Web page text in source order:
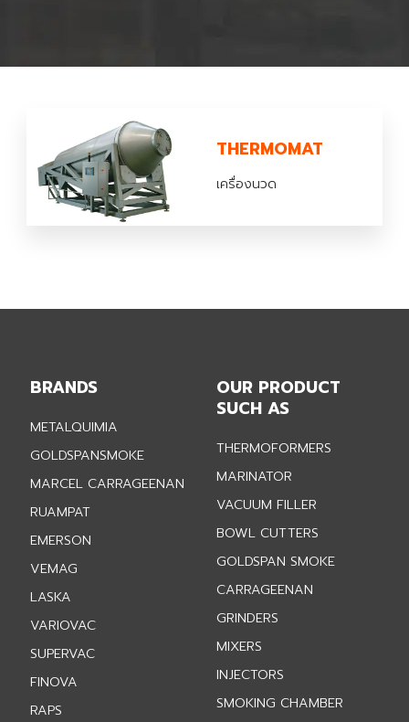
THERMOMAT
เครื่องนวด
BRANDS
METALQUIMIA
GOLDSPANSMOKE
MARCEL CARRAGEENAN
RUAMPAT
EMERSON
VEMAG
LASKA
VARIOVAC
SUPERVAC
FINOVA
RAPS
OUR PRODUCT
SUCH AS
THERMOFORMERS
MARINATOR
VACUUM FILLER
BOWL CUTTERS
GOLDSPAN SMOKE
CARRAGEENAN
GRINDERS
MIXERS
INJECTORS
SMOKING CHAMBER